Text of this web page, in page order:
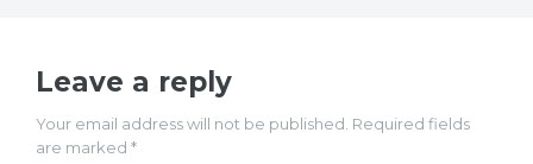
Leave a reply
Your email address will not be published. Required fields
are marked *